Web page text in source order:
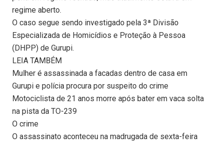
regime aberto.
O caso segue sendo investigado pela 3ª Divisão
Especializada de Homicídios e Proteção à Pessoa
(DHPP) de Gurupi.
LEIA TAMBÉM
Mulher é assassinada a facadas dentro de casa em
Gurupi e polícia procura por suspeito do crime
Motociclista de 21 anos morre após bater em vaca solta
na pista da TO-239
O crime
O assassinato aconteceu na madrugada de sexta-feira